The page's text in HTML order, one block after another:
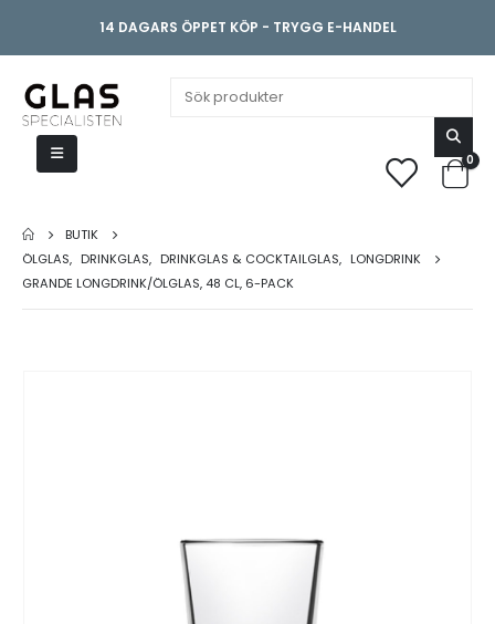
14 DAGARS ÖPPET KÖP - TRYGG E-HANDEL
0
BUTIK
ÖLGLAS, DRINKGLAS, DRINKGLAS & COCKTAILGLAS, LONGDRINK
GRANDE LONGDRINK/ÖLGLAS, 48 CL, 6-PACK